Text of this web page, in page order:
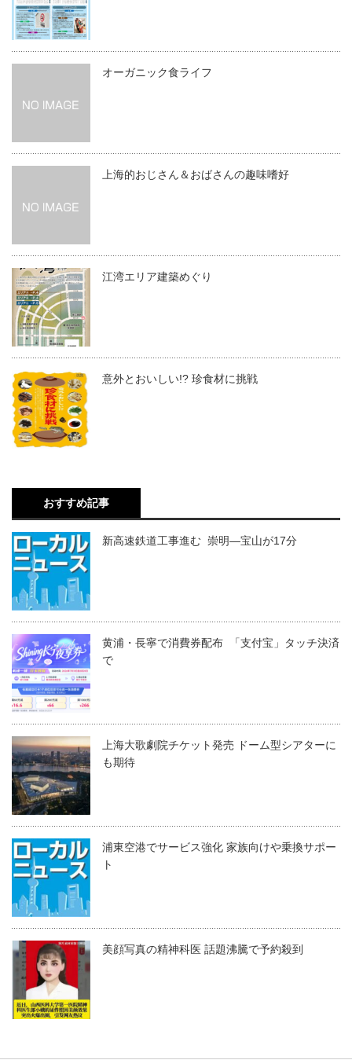
オーガニック食ライフ
上海的おじさん＆おばさんの趣味嗜好
江湾エリア建築めぐり
意外とおいしい!? 珍食材に挑戦
おすすめ記事
新高速鉄道工事進む 崇明―宝山が17分
黄浦・長寧で消費券配布 「支付宝」タッチ決済
で
上海大歌劇院チケット発売 ドーム型シアターに
も期待
浦東空港でサービス強化 家族向けや乗換サポー
ト
美顔写真の精神科医 話題沸騰で予約殺到